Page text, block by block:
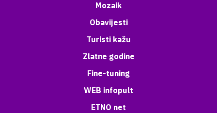
Mozaik
Obavijesti
Turisti kažu
Zlatne godine
Fine-tuning
WEB infopult
ETNO net